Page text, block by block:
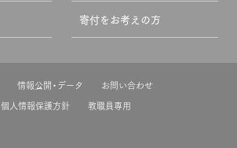
寄付をお考えの方
情報公開・データ
お問い合わせ
個人情報保護方針
教職員専用